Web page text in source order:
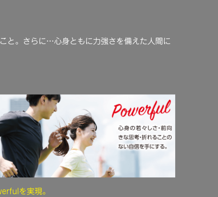
と。さらに…心身ともに力強さを備えた人間に
を実現。